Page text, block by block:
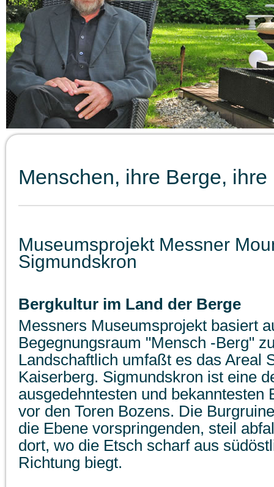
Menschen, ihre Berge,
Museumsprojekt Messner
Sigmundskron
Bergkultur im Land der Berge
Messners Museumsprojekt basiert
Begegnungsraum "Mensch -Berg"
Landschaftlich umfaßt es das Areal
Kaiserberg. Sigmundskron ist eine
ausgedehntesten und bekanntesten
vor den Toren Bozens. Die
die Ebene vorspringenden, steil
dort, wo die Etsch scharf aus
Richtung biegt.